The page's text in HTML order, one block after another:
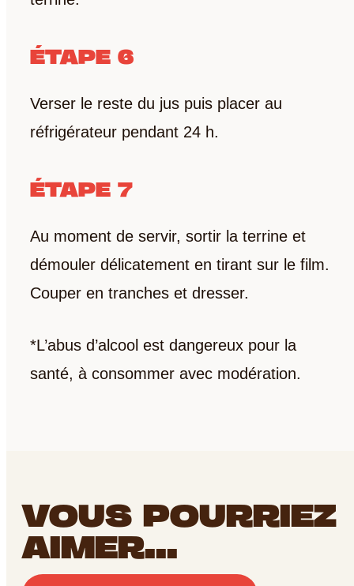
ÉTAPE 6
Verser le reste du jus puis placer au
réfrigérateur pendant 24 h.
ÉTAPE 7
Au moment de servir, sortir la terrine et
démouler délicatement en tirant sur le film.
Couper en tranches et dresser.
*L’abus d’alcool est dangereux pour la
santé, à consommer avec modération.
VOUS POURRIEZ
AIMER...
PRODUIT PAR E-MAIL